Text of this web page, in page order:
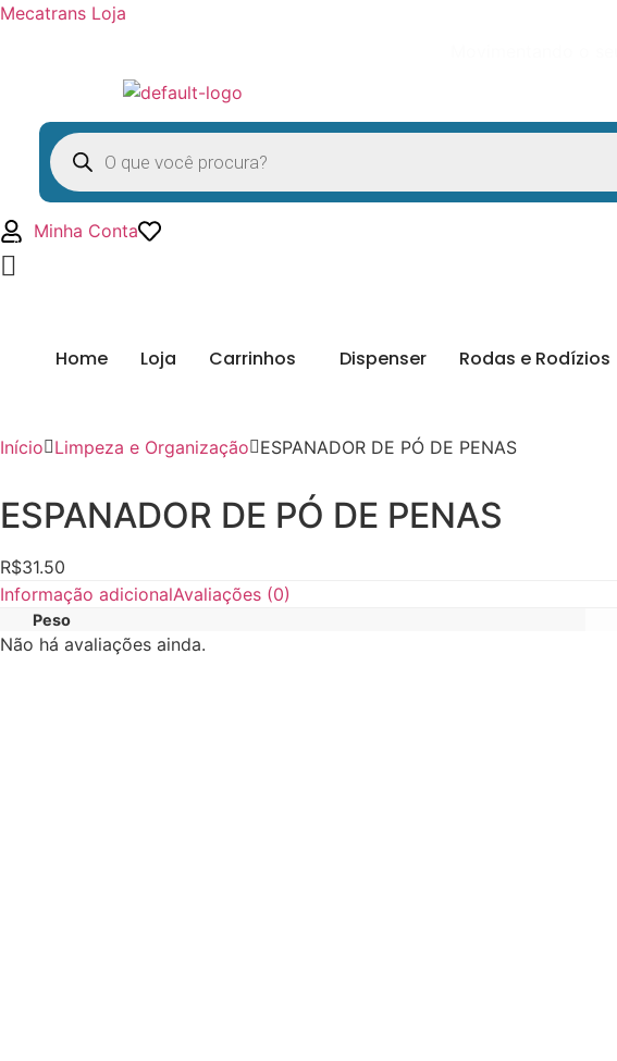
Mecatrans Loja
Pesquisar
produtos
Minha Conta
Home Loja Carrinhos Dispenser Rodas e Rodízios
Início Limpeza e Organização ESPANADOR DE PÓ DE PENAS
ESPANADOR DE PÓ DE PENAS
R$31.50
Informação adicionalAvaliações (0)
Peso
Não há avaliações ainda.